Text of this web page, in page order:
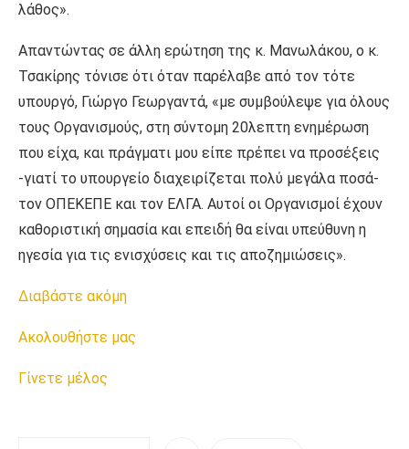
λάθος».
Απαντώντας σε άλλη ερώτηση της κ. Μανωλάκου, ο κ.
Τσακίρης τόνισε ότι όταν παρέλαβε από τον τότε
υπουργό, Γιώργο Γεωργαντά, «με συμβούλεψε για όλους
τους Οργανισμούς, στη σύντομη 20λεπτη ενημέρωση
που είχα, και πράγματι μου είπε πρέπει να προσέξεις
-γιατί το υπουργείο διαχειρίζεται πολύ μεγάλα ποσά-
τον ΟΠΕΚΕΠΕ και τον ΕΛΓΑ. Αυτοί οι Οργανισμοί έχουν
καθοριστική σημασία και επειδή θα είναι υπεύθυνη η
ηγεσία για τις ενισχύσεις και τις αποζημιώσεις».
Διαβάστε ακόμη
Ακολουθήστε μας
Γίνετε μέλος